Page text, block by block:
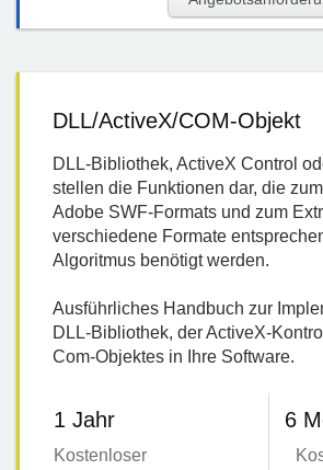
DLL/ActiveX/COM-Objekt
DLL-Bibliothek, ActiveX Control
stellen die Funktionen dar, die
Adobe SWF-Formats und zum
verschiedene Formate
Algoritmus benötigt werden.
Ausführliches Handbuch zur
DLL-Bibliothek, der ActiveX-
Com-Objektes in Ihre Software.
1 Jahr 6
Kostenloser